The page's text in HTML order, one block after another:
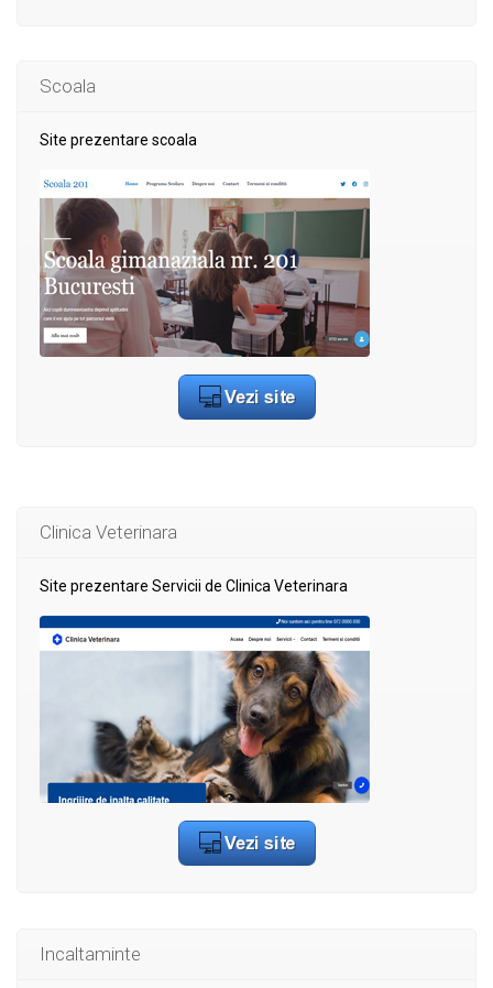
Scoala
Site prezentare scoala
Clinica Veterinara
Site prezentare Servicii de Clinica Veterinara
Incaltaminte